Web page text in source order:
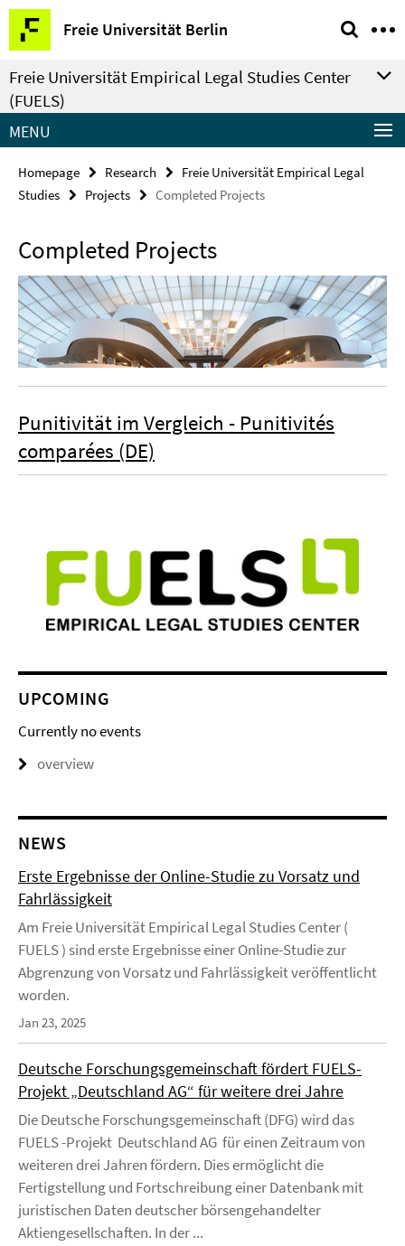
Springe
direkt
zu
Inhalt
Freie Universität Berlin
Service
Navigation
Freie Universität Empirical Legal Studies Center
(FUELS)
MENU
Homepage Research
Freie Universität Empirical Legal
Studies
Projects Completed Projects
Completed Projects
Punitivität im Vergleich - Punitivités
comparées (DE)
UPCOMING
Currently no events
overview
NEWS
Erste Ergebnisse der Online-Studie zu Vorsatz und
Fahrlässigkeit
Am Freie Universität Empirical Legal Studies Center (
FUELS ) sind erste Ergebnisse einer Online-Studie zur
Abgrenzung von Vorsatz und Fahrlässigkeit veröffentlicht
worden.
Jan 23, 2025
Deutsche Forschungsgemeinschaft fördert FUELS-
Projekt „Deutschland AG“ für weitere drei Jahre
Die Deutsche Forschungsgemeinschaft (DFG) wird das
FUELS -Projekt Deutschland AG für einen Zeitraum von
weiteren drei Jahren fördern. Dies ermöglicht die
Fertigstellung und Fortschreibung einer Datenbank mit
juristischen Daten deutscher börsengehandelter
Aktiengesellschaften. In der ...